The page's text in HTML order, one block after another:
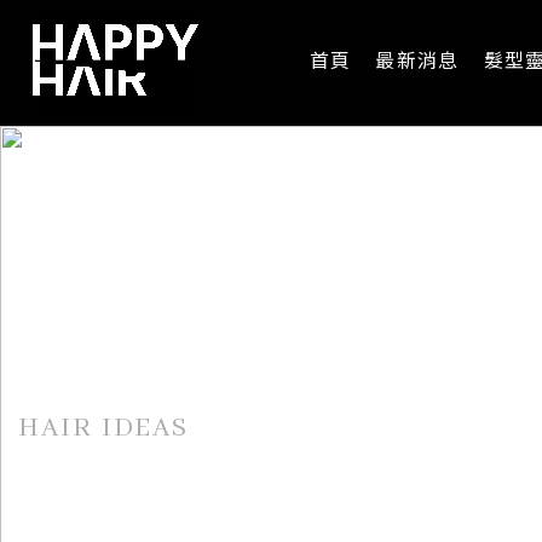
首頁 最新消息 髮型
HAIR IDEAS